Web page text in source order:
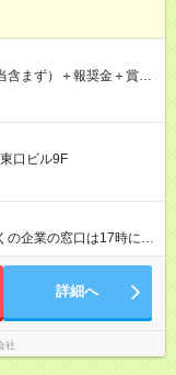
含まず）＋報奨金＋賞与
行なわ
与は本採用時と同じで
口ビル9F
企業の窓口は17時に閉
ん。定時に退社する社
時間）。資格獲得のた
詳細へ
社